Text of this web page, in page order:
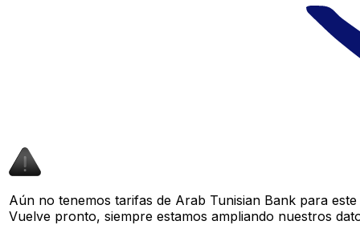
Aún no tenemos tarifas de Arab Tunisian Bank para
Vuelve pronto, siempre estamos ampliando nuestros